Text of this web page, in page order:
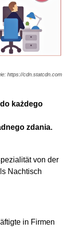
https://cdn.statcdn.com
każdego
zdania.
von der
Nachtisch
in Firmen